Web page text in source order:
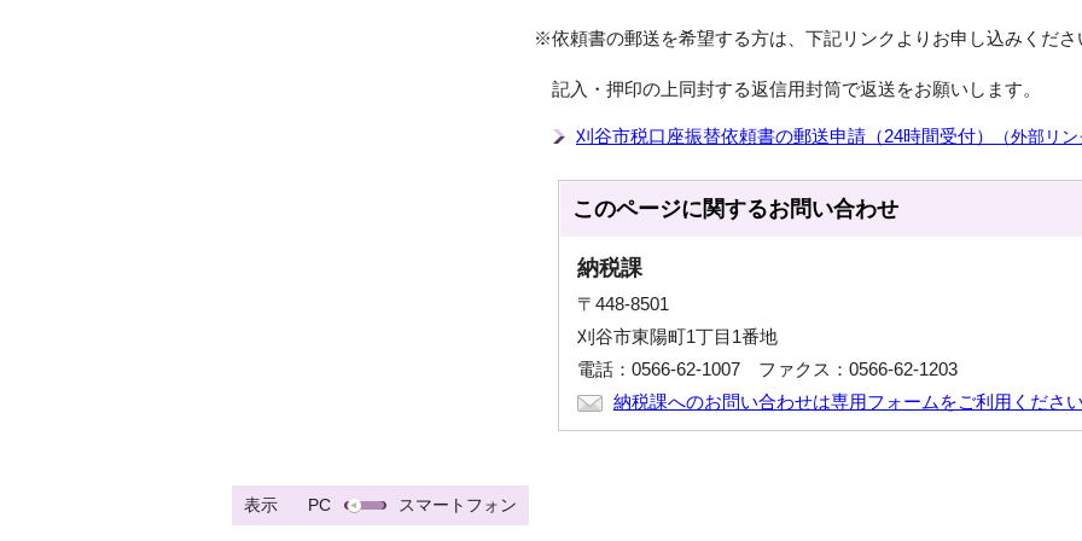
※依頼書の郵送を希望する方は、下記リンクよりお申し込みくださ
記入・押印の上同封する返信用封筒で返送をお願いします。
刈谷市税口座振替依頼書の郵送申請（24時間受付） （外部リン
このページに関するお問い合わせ
納税課
〒448-8501
刈谷市東陽町1丁目1番地
電話：0566-62-1007 ファクス：0566-62-1203
納税課へのお問い合わせは専用フォームをご利用ください
表示 PC スマートフォン